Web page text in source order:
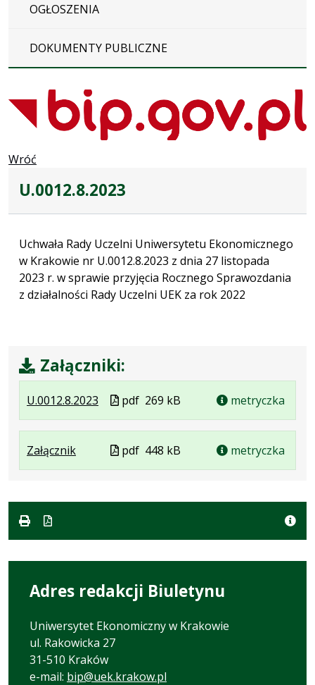
OGŁOSZENIA
DOKUMENTY PUBLICZNE
Wróć
U.0012.8.2023
Uchwała Rady Uczelni Uniwersytetu Ekonomicznego
w Krakowie nr U.0012.8.2023 z dnia 27 listopada
2023 r. w sprawie przyjęcia Rocznego Sprawozdania
z działalności Rady Uczelni UEK za rok 2022
Załączniki:
U.0012.8.2023
Plik
w
formacie:
pdf
Rozmiar
pliku:
269
kB
Otwiera
się
nowej
Plik
w
formacie
pdf 269 kB metryczka
Załącznik.
Plik
formacie:
.
Rozmiar
448
.
Otwiera
w
Plik
w
pdf 448 kB metryczka
Adres redakcji Biuletynu
Uniwersytet Ekonomiczny w Krakowie
ul. Rakowicka 27
31-510 Kraków
e-mail: bip@uek.krakow.pl